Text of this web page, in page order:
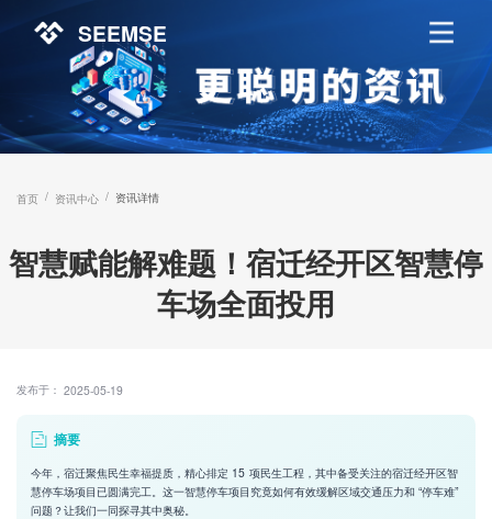
SEEMSE
首页 / 资讯中心 / 资讯详情
智慧赋能解难题！宿迁经开区智慧停
车场全面投用
发布于： 2025-05-19
摘要
今年，宿迁聚焦民生幸福提质，精心排定 15 项民生工程，其中备受关注的宿迁经开区智
慧停车场项目已圆满完工。这一智慧停车项目究竟如何有效缓解区域交通压力和 “停车难”
问题？让我们一同探寻其中奥秘。